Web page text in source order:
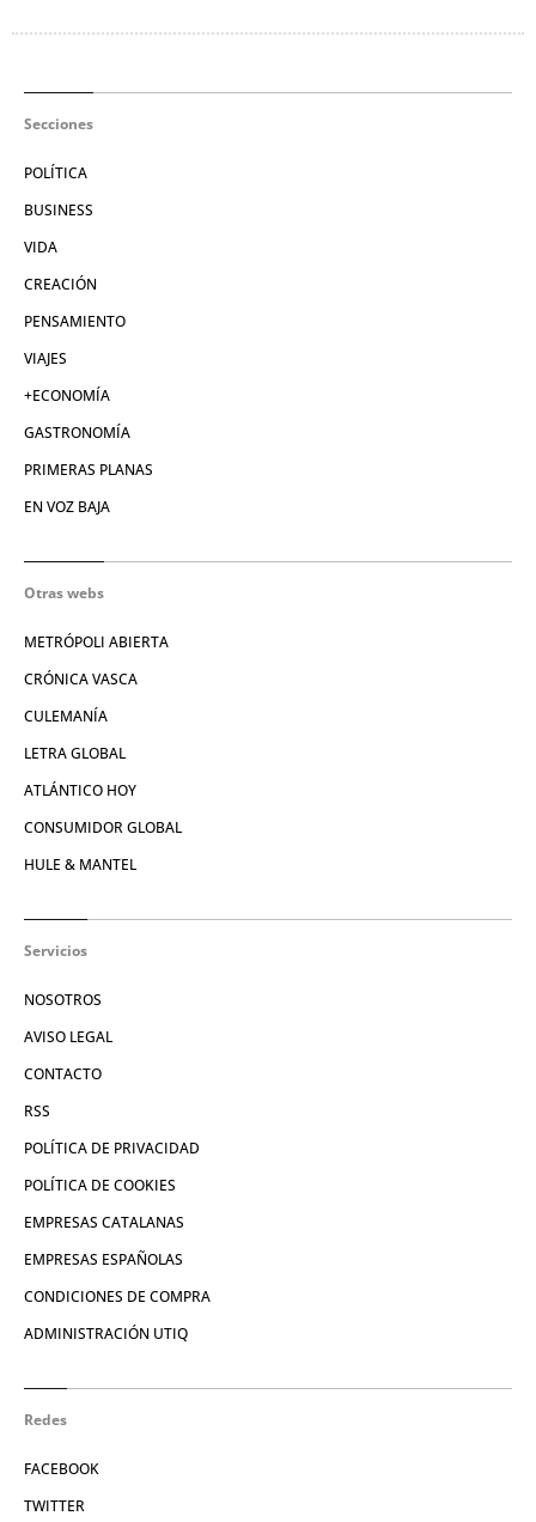
Secciones
POLÍTICA
BUSINESS
VIDA
CREACIÓN
PENSAMIENTO
VIAJES
+ECONOMÍA
GASTRONOMÍA
PRIMERAS PLANAS
EN VOZ BAJA
Otras webs
METRÓPOLI ABIERTA
CRÓNICA VASCA
CULEMANÍA
LETRA GLOBAL
ATLÁNTICO HOY
CONSUMIDOR GLOBAL
HULE & MANTEL
Servicios
NOSOTROS
AVISO LEGAL
CONTACTO
RSS
POLÍTICA DE PRIVACIDAD
POLÍTICA DE COOKIES
EMPRESAS CATALANAS
EMPRESAS ESPAÑOLAS
CONDICIONES DE COMPRA
ADMINISTRACIÓN UTIQ
Redes
FACEBOOK
TWITTER